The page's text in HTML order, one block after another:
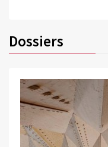
Dossiers